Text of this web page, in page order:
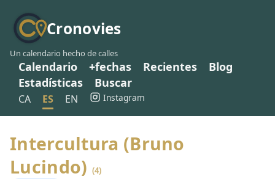
Cronovies
Un calendario hecho de calles
Calendario +fechas Recientes
Blog
Estadísticas
Buscar
CA ES EN Instagram
Intercultura (Bruno
Lucindo) (4)